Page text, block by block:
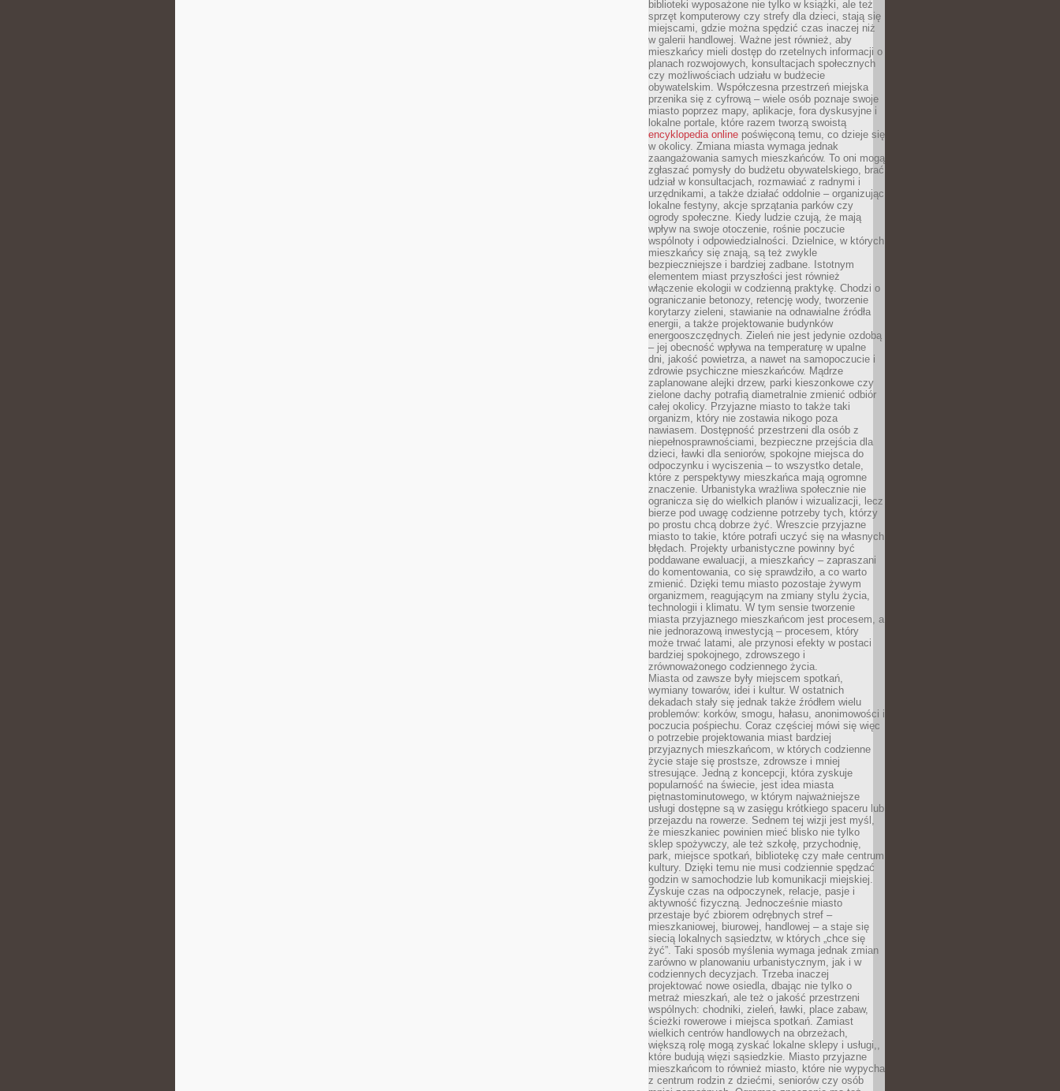
biblioteki wyposażone nie tylko w książki, ale też
sprzęt komputerowy czy strefy dla dzieci, stają się
miejscami, gdzie można spędzić czas inaczej niż
w galerii handlowej. Ważne jest również, aby
mieszkańcy mieli dostęp do rzetelnych informacji o
planach rozwojowych, konsultacjach społecznych
czy możliwościach udziału w budżecie
obywatelskim. Współczesna przestrzeń miejska
przenika się z cyfrową – wiele osób poznaje swoje
miasto poprzez mapy, aplikacje, fora dyskusyjne i
lokalne portale, które razem tworzą swoistą
encyklopedia online poświęconą temu, co dzieje się
w okolicy. Zmiana miasta wymaga jednak
zaangażowania samych mieszkańców. To oni mogą
zgłaszać pomysły do budżetu obywatelskiego, brać
udział w konsultacjach, rozmawiać z radnymi i
urzędnikami, a także działać oddolnie – organizując
lokalne festyny, akcje sprzątania parków czy
ogrody społeczne. Kiedy ludzie czują, że mają
wpływ na swoje otoczenie, rośnie poczucie
wspólnoty i odpowiedzialności. Dzielnice, w których
mieszkańcy się znają, są też zwykle
bezpieczniejsze i bardziej zadbane. Istotnym
elementem miast przyszłości jest również
włączenie ekologii w codzienną praktykę. Chodzi o
ograniczanie betonozy, retencję wody, tworzenie
korytarzy zieleni, stawianie na odnawialne źródła
energii, a także projektowanie budynków
energooszczędnych. Zieleń nie jest jedynie ozdobą
– jej obecność wpływa na temperaturę w upalne
dni, jakość powietrza, a nawet na samopoczucie i
zdrowie psychiczne mieszkańców. Mądrze
zaplanowane alejki drzew, parki kieszonkowe czy
zielone dachy potrafią diametralnie zmienić odbiór
całej okolicy. Przyjazne miasto to także taki
organizm, który nie zostawia nikogo poza
nawiasem. Dostępność przestrzeni dla osób z
niepełnosprawnościami, bezpieczne przejścia dla
dzieci, ławki dla seniorów, spokojne miejsca do
odpoczynku i wyciszenia – to wszystko detale,
które z perspektywy mieszkańca mają ogromne
znaczenie. Urbanistyka wrażliwa społecznie nie
ogranicza się do wielkich planów i wizualizacji, lecz
bierze pod uwagę codzienne potrzeby tych, którzy
po prostu chcą dobrze żyć. Wreszcie przyjazne
miasto to takie, które potrafi uczyć się na własnych
błędach. Projekty urbanistyczne powinny być
poddawane ewaluacji, a mieszkańcy – zapraszani
do komentowania, co się sprawdziło, a co warto
zmienić. Dzięki temu miasto pozostaje żywym
organizmem, reagującym na zmiany stylu życia,
technologii i klimatu. W tym sensie tworzenie
miasta przyjaznego mieszkańcom jest procesem, a
nie jednorazową inwestycją – procesem, który
może trwać latami, ale przynosi efekty w postaci
bardziej spokojnego, zdrowszego i
zrównoważonego codziennego życia.
Miasta od zawsze były miejscem spotkań,
wymiany towarów, idei i kultur. W ostatnich
dekadach stały się jednak także źródłem wielu
problemów: korków, smogu, hałasu, anonimowości i
poczucia pośpiechu. Coraz częściej mówi się więc
o potrzebie projektowania miast bardziej
przyjaznych mieszkańcom, w których codzienne
życie staje się prostsze, zdrowsze i mniej
stresujące. Jedną z koncepcji, która zyskuje
popularność na świecie, jest idea miasta
piętnastominutowego, w którym najważniejsze
usługi dostępne są w zasięgu krótkiego spaceru lub
przejazdu na rowerze. Sednem tej wizji jest myśl,
że mieszkaniec powinien mieć blisko nie tylko
sklep spożywczy, ale też szkołę, przychodnię,
park, miejsce spotkań, bibliotekę czy małe centrum
kultury. Dzięki temu nie musi codziennie spędzać
godzin w samochodzie lub komunikacji miejskiej.
Zyskuje czas na odpoczynek, relacje, pasje i
aktywność fizyczną. Jednocześnie miasto
przestaje być zbiorem odrębnych stref –
mieszkaniowej, biurowej, handlowej – a staje się
siecią lokalnych sąsiedztw, w których „chce się
żyć”. Taki sposób myślenia wymaga jednak zmian
zarówno w planowaniu urbanistycznym, jak i w
codziennych decyzjach. Trzeba inaczej
projektować nowe osiedla, dbając nie tylko o
metraż mieszkań, ale też o jakość przestrzeni
wspólnych: chodniki, zieleń, ławki, place zabaw,
ścieżki rowerowe i miejsca spotkań. Zamiast
wielkich centrów handlowych na obrzeżach,
większą rolę mogą zyskać lokalne sklepy i usługi,,
które budują więzi sąsiedzkie. Miasto przyjazne
mieszkańcom to również miasto, które nie wypycha
z centrum rodzin z dziećmi, seniorów czy osób